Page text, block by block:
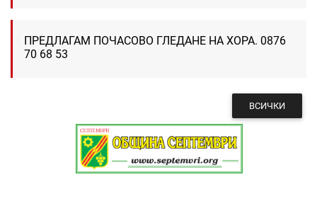
ПРЕДЛАГАМ ПОЧАСОВО ГЛЕДАНЕ НА ХОРА. 0876
70 68 53
ВСИЧКИ